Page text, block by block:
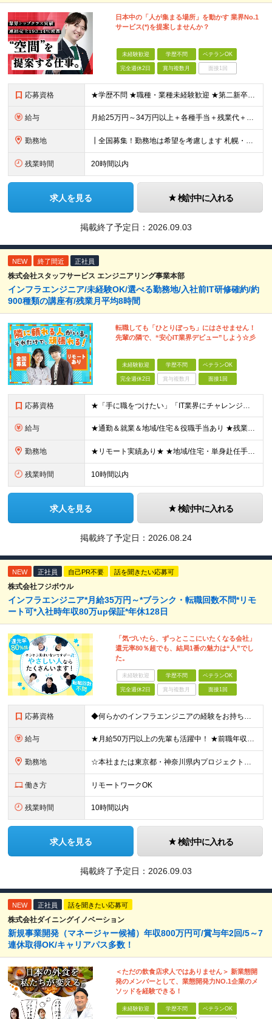
日本中の「人が集まる場所」を動かす 業界No.1
サービス(*)を提案しませんか？
未経験歓迎 学歴不問 ベテランOK
完全週休2日 賞与複数月 面接1回
応募資格 ★学歴不問 ★職種・業種未経験歓迎 ★第二新卒歓迎 ＜こんな方にオススメ＞ ◎一つの商材ではなく、幅広い提案で勝負したい ◎成長企業でスケールの大きい仕事に挑戦したい ◎実力を評価されたい＆腰を据え
給与 月給25万円～34万円以上＋各種手当＋残業代＋賞与年2回 初年度想定年収：348万円～ ※経験・能力を考慮のうえ優遇します。 ※上記にはエリア給（10,000円～15,000円）、見込み残業代（20
勤務地 ┃全国募集！勤務地は希望を考慮します 札幌・仙台・東京・横浜・金沢・名古屋・大阪・京都・広島・福岡 募集 ※上記のほか、全国に拠点あり ※キャリアアップやキャリアシフトに伴う転勤も一部ありますが、基
残業時間 20時間以内
求人を見る 検討中に入れる
掲載終了予定日： 2026.09.03
NEW 終了間近 正社員
株式会社スタッフサービス エンジニアリング事業本部
インフラエンジニア/未経験OK/選べる勤務地/入社前IT研修確約/約
900種類の講座有/残業月平均8時間
転職しても「ひとりぼっち」にはさせません！
先輩の隣で、“安心IT業界デビュー”しよう☆彡
未経験歓迎 学歴不問 ベテランOK
完全週休2日 賞与複数月 面接1回
応募資格 ★「手に職をつけたい」「IT業界にチャレンジしたい」方歓迎！ ■学歴不問 ■IT知識・理系文系不問！未経験・第二新卒OK ★ITサポート・IT事務やエンジニアの経験をお持ちの方は優遇します！ 地方在
給与 ★通勤＆就業＆地域/住宅＆役職手当あり ★残業代は全額支給 ★選べる給与制度あり！ ■東京・神奈川・千葉・埼玉勤務の場合 月給24.5万円～55万円＋諸手当 （残業代は全額支給） (20,000円の
勤務地 ★リモート実績あり★ ★地域/住宅・単身赴任手当などサポートも万全 ★転任費用や寮・社宅制度も完備しています ★勤務地については希望を考慮の上、決定します ★面接地エリアでの就業率92％以上！ 『地
残業時間 10時間以内
求人を見る 検討中に入れる
掲載終了予定日： 2026.08.24
NEW 正社員 自己PR不要 話を聞きたい応募可
株式会社フジボウル
インフラエンジニア*月給35万円～*ブランク・転職回数不問*リモ
ート可*入社時年収80万up保証*年休128日
「気づいたら、ずっとここにいたくなる会社」
還元率80％超でも、結局1番の魅力は“人”でし
た。
未経験歓迎 学歴不問 ベテランOK
完全週休2日 賞与複数月 面接1回
応募資格 ◆何らかのインフラエンジニアの経験をお持ちの方 ┗設計・構築経験だけではなく、運用・保守経験があるという方も、お気軽にご応募ください！ ┗ブランク・転職回数は不問です！ ┗ネガティブな応募理由も歓迎で
給与 ★月給50万円以上の先輩も活躍中！ ★前職年収から80万円以上UP保証 月給35万円～ ※月給には固定残業代を含む(月20時間分/2万6000円～/超過分別途支給） ※残業がなくても上記支給(基本残
勤務地 ☆本社または東京都・神奈川県内プロジェクト先での勤務となります ☆リモートワークOKの案件も多数あります(応相談) ☆転居を伴う転勤はありません ☆九州地方、北陸地方、北海道からの転職者も多数在籍！/
働き方 リモートワークOK
残業時間 10時間以内
求人を見る 検討中に入れる
掲載終了予定日： 2026.09.03
NEW 正社員 話を聞きたい応募可
株式会社ダイニングイノベーション
新規事業開発（マネージャー候補）年収800万円可/賞与年2回/5～7
連休取得OK/キャリアパス多数！
＜ただの飲食店求人ではありません＞ 新業態開
発のメンバーとして、業態開発力NO.1企業のメ
ソッドを経験できる！
未経験歓迎 学歴不問 ベテランOK